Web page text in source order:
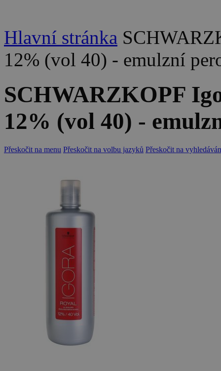
Hlavní stránka
12% (vol 40) - emulzní
SCHWARZKOPF
12% (vol 40) -
Přeskočit na menu Přeskočit na volbu jazyků Přeskočit na